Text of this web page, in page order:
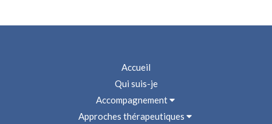
Accueil
Qui suis-je
Accompagnement
Approches thérapeutiques